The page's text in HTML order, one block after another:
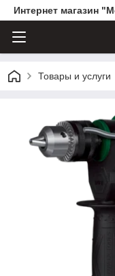
Интернет магазин
Товары и услуги